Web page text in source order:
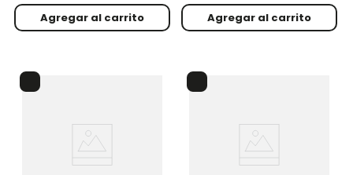
Agregar al carrito Agregar al carrito